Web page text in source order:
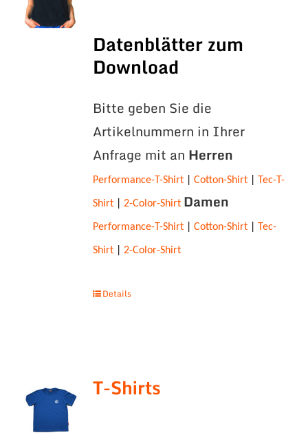
Datenblätter zum
Download
Bitte geben Sie die
Artikelnummern in Ihrer
Anfrage mit an Herren
Performance-T-Shirt| Cotton-Shirt Tec-T-
Shirt| 2-Color-Shirt Damen
Performance-T-Shirt| Cotton-Shirt| Tec-
Shirt| 2-Color-Shirt
Details
T-Shirts